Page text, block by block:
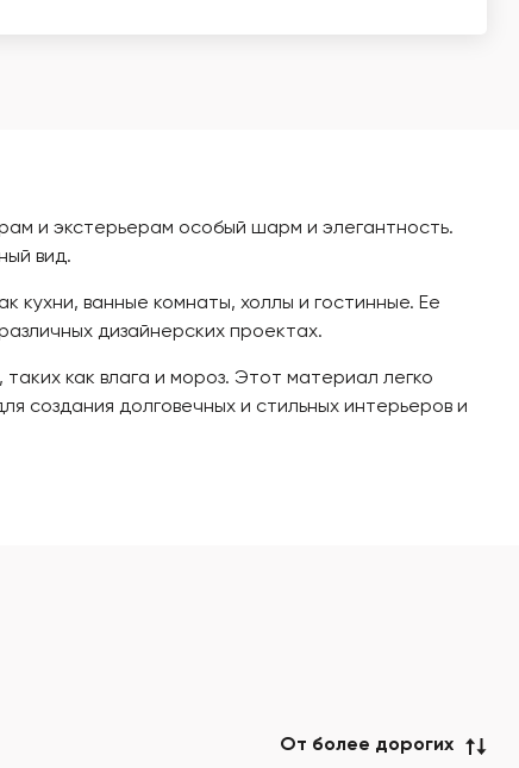
и экстерьерам особый шарм и элегантность.
вид.
кухни, ванные комнаты, холлы и гостинные. Ее
дизайнерских проектах.
как влага и мороз. Этот материал легко
создания долговечных и стильных интерьеров и
От более дорогих